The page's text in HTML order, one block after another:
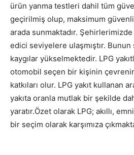
ürün yanma testleri dahil tüm
geçirilmiş olup, maksimum
arada sunmaktadır.
edici seviyelere ulaşmıştır.
kaygılar yükselmektedir. LPG
otomobil seçen bir kişinin
katkıları olur. LPG yakıt kullanan
yakıta oranla mutlak bir şekilde
yaratır.Özet olarak LPG; akıllı,
bir seçim olarak karşımıza